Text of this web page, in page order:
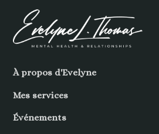
À propos d'Evelyne
Mes services
Événements